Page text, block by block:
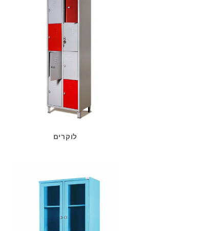
לוקרים